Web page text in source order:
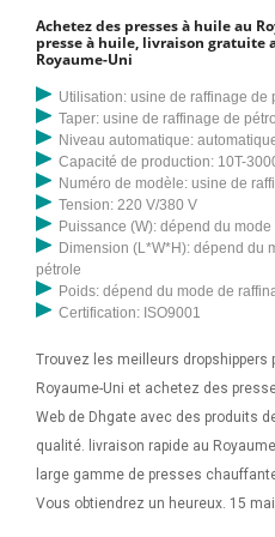
Achetez des presses à huile au
presse à huile, livraison gratuite
Royaume-Uni
Utilisation: usine de raffinage de
Taper: usine de raffinage de
Niveau automatique:
Capacité de production: 10T-
Numéro de modèle: usine de
Tension: 220 V/380 V
Puissance (W): dépend du
Dimension (L*W*H): dépend du
pétrole
Poids: dépend du mode de
Certification: ISO9001
Trouvez les meilleurs dropshippers
Royaume-Uni et achetez des
Web de Dhgate avec des produits
qualité. livraison rapide au
large gamme de presses
Vous obtiendrez un heureux. 15